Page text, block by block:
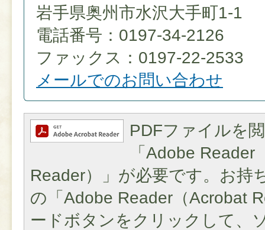
岩手県奥州市水沢大手町1-1
電話番号：0197-34-2126
ファックス：0197-22-2533
メールでのお問い合わせ
PDFファイルを
「Adobe Reader
Reader）」が必要です。お持
の「Adobe Reader（Acrobat
ードボタンをクリックして、